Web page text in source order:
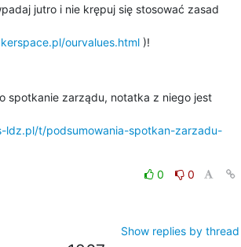
jutro i nie krępuj się stosować zasad
ourvalues.html )!
spotkanie zarządu, notatka z niego jest
ldz.pl/t/podsumowania-spotkan-zarzadu-
0
0
Show replies by thread